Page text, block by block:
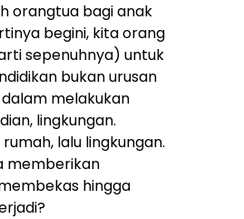
orangtua bagi anak
begini, kita orang
sepenuhnya) untuk
bukan urusan
melakukan
lingkungan.
lalu lingkungan.
memberikan
hingga